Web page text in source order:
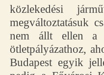
közlekedési
megváltoztatásuk
nem állt ellen a
ötletpályázathoz,
Budapest egyik